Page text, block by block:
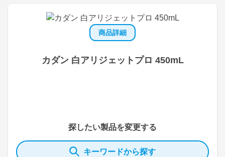
商品詳細
カダン 白アリジェットプロ 450mL
探したい製品を変更する
キーワードから探す